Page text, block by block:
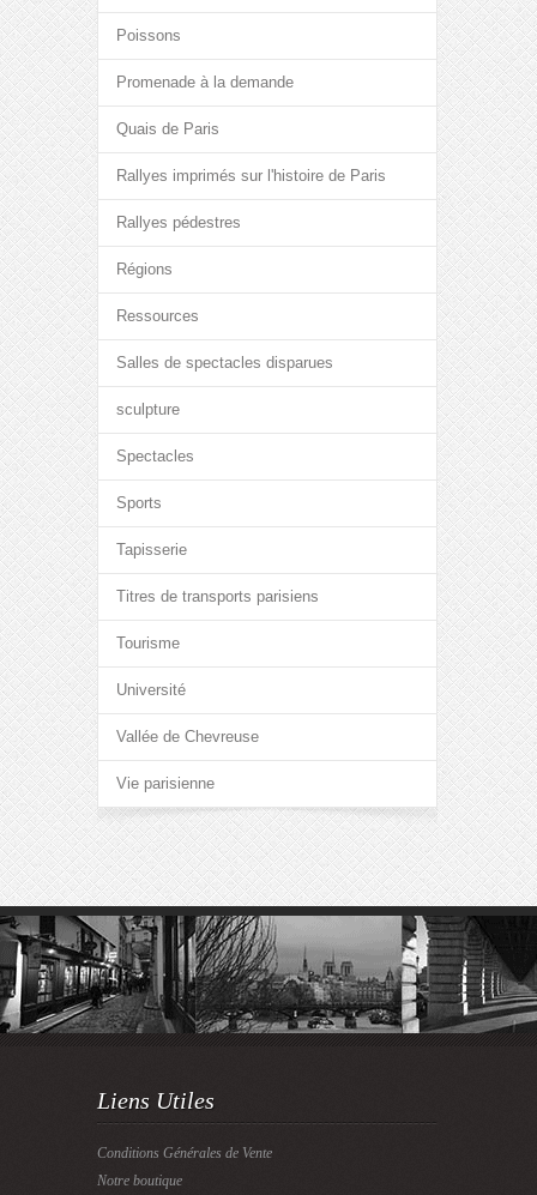
Poissons
Promenade à la demande
Quais de Paris
Rallyes imprimés sur l'histoire de Paris
Rallyes pédestres
Régions
Ressources
Salles de spectacles disparues
sculpture
Spectacles
Sports
Tapisserie
Titres de transports parisiens
Tourisme
Université
Vallée de Chevreuse
Vie parisienne
Liens Utiles
Conditions Générales de Vente
Notre boutique